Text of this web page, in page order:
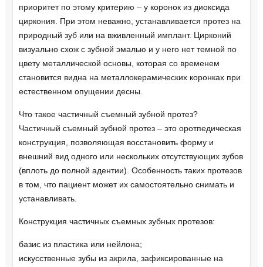
приоритет по этому критерию – у коронок из диоксида
циркония. При этом неважно, устанавливается протез на
природный зуб или на вживленный имплант. Цирконий
визуально схож с зубной эмалью и у него нет темной по
цвету металлической основы, которая со временем
становится видна на металлокерамических коронках при
естественном опущении десны.
Что такое частичный съемный зубной протез?
Частичный съемный зубной протез – это оротпедическая
конструкция, позволяющая восстановить форму и
внешний вид одного или нескольких отсутствующих зубов
(вплоть до полной адентии). Особенность таких протезов
в том, что пациент может их самостоятельно снимать и
устанавливать.
Конструкция частичных съемных зубных протезов:
базис из пластика или нейлона;
искусственные зубы из акрила, зафиксированные на